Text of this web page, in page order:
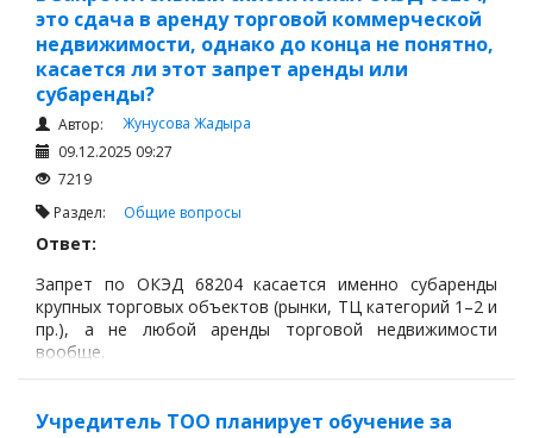
это сдача в аренду торговой коммерческой
недвижимости, однако до конца не понятно,
касается ли этот запрет аренды или
субаренды?
Автор:
Жунусова Жадыра
09.12.2025 09:27
7219
Раздел: Общие вопросы
Ответ:
Запрет по ОКЭД 68204 касается именно субаренды
крупных торговых объектов (рынки, ТЦ категорий 1–2 и
пр.), а не любой аренды торговой недвижимости
вообще.
Учредитель ТОО планирует обучение за